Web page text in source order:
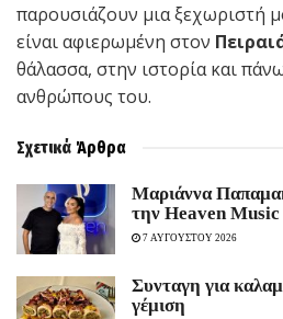
παρουσιάζουν μια ξεχωριστή
είναι αφιερωμένη στον
θάλασσα, στην ιστορία και
ανθρώπους του.
Σχετικά Άρθρα
Μαριάννα
την Heaven Music
7 ΑΥΓΟΥΣΤΟΥ 2026
Συνταγη για
γέμιση